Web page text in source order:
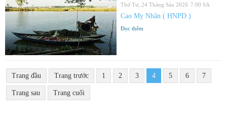
Thứ Tư, 24 Tháng Sáu 2026 7:00 SA
Cao Mỵ Nhân ( HNPD )
Đọc thêm
Trang đầu Trang trước 1 2 3 4 5 6 7
Trang sau Trang cuối